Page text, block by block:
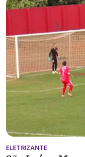
ELETRIZANTE